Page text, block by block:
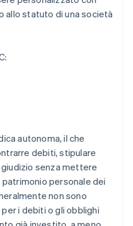
allo statuto di una società
autonoma, il che
debiti, stipulare
senza mettere
personale dei
non sono
i debiti o gli obblighi